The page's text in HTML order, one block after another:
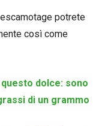
potrete
così come
dolce: sono
di un grammo